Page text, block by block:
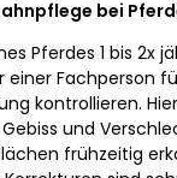
bei
Pferdes 1 bis 2x
einer Fachperson
kontrollieren.
und
frühzeitig